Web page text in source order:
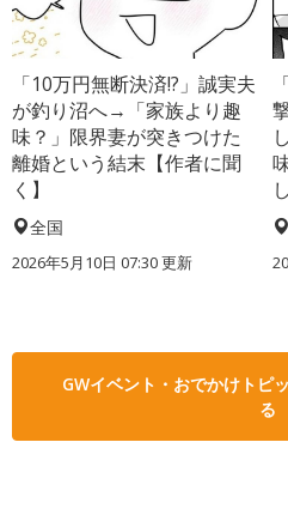
「10万円無断決済!?」誠実夫
が釣り沼へ→「家族より趣
味？」限界妻が突きつけた
離婚という結末【作者に聞
く】
全国
2026年5月10日 07:30 更新
GWイベント・おでかけトピ
る